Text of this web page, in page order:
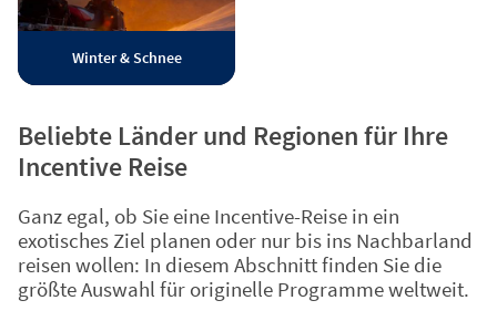
Winter & Schnee
Beliebte Länder und Regionen für Ihre
Incentive Reise
Ganz egal, ob Sie eine Incentive-Reise in ein
exotisches Ziel planen oder nur bis ins Nachbarland
reisen wollen: In diesem Abschnitt finden Sie die
größte Auswahl für originelle Programme weltweit.